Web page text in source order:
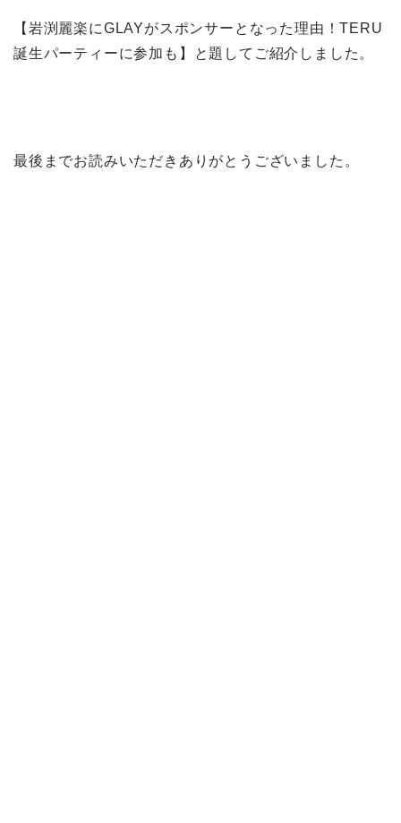
【岩渕麗楽にGLAYがスポンサーとなった理由！TERU
誕生パーティーに参加も】と題してご紹介しました。
最後までお読みいただきありがとうございました。